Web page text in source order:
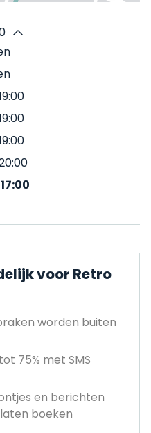
17:00
voor Retro
worden buiten
75% met SMS
en berichten
boeken